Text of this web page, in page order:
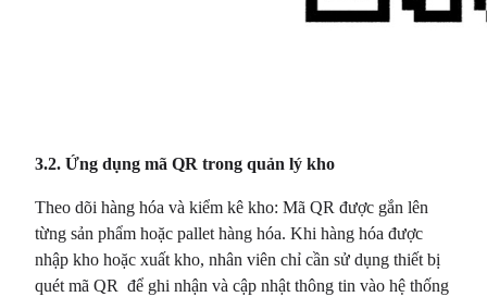
3.2. Ứng dụng mã QR trong quản lý kho
Theo dõi hàng hóa và kiểm kê kho: Mã QR được gắn lên
từng sản phẩm hoặc pallet hàng hóa. Khi hàng hóa được
nhập kho hoặc xuất kho, nhân viên chỉ cần sử dụng thiết bị
quét mã QR để ghi nhận và cập nhật thông tin vào hệ thống